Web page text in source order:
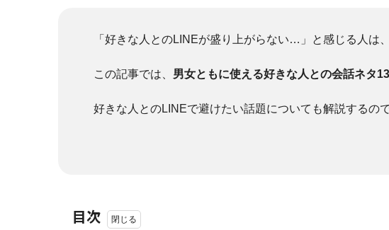
「好きな人とのLINEが盛り上がらない…」と感じる人は
この記事では、 男女ともに使える好きな人との会話ネタ
好きな人とのLINEで避けたい話題についても解説するの
目次